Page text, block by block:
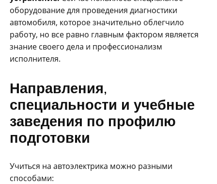
оборудование для проведения диагностики
автомобиля, которое значительно облегчило
работу, но все равно главным фактором является
знание своего дела и профессионализм
исполнителя.
Направления,
специальности и учебные
заведения по профилю
подготовки
Учиться на автоэлектрика можно разными
способами: